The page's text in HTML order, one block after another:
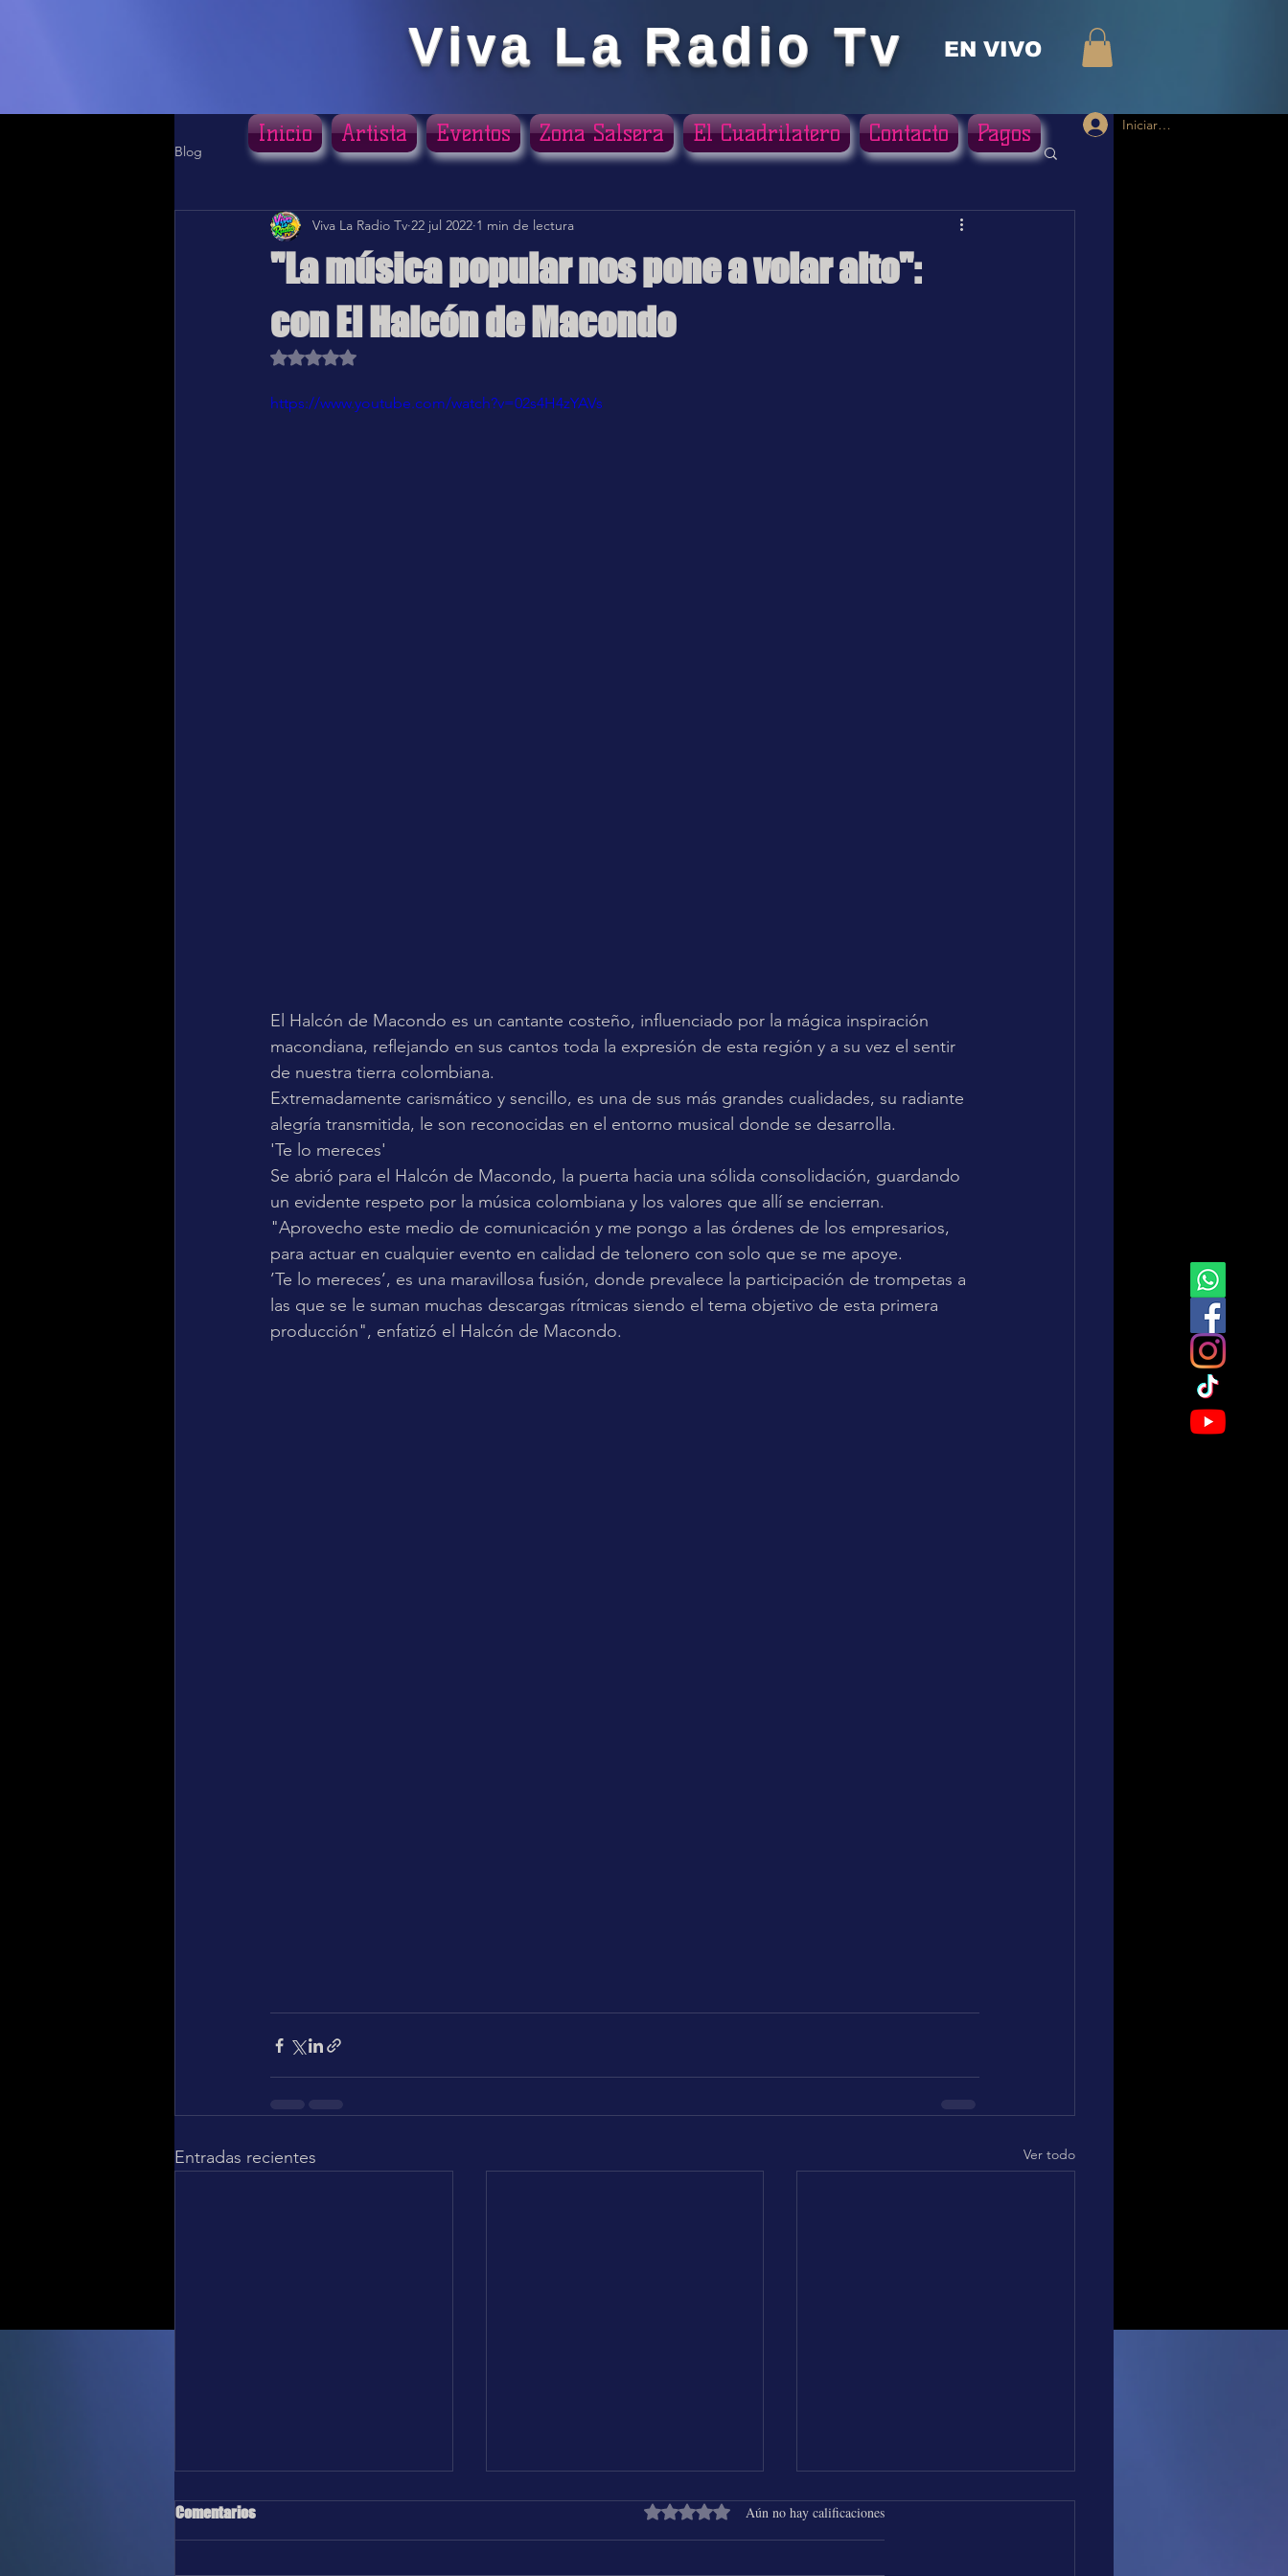
Viva La Radio Tv EN VIVO
Iniciar sesión
Blog
"La música popular nos pone a volar alto":
con El Halcón de Macondo
Viva La Radio Tv 22 jul 2022 1 min de lectura
Obtuvo NaN de 5 estrellas.
https://www.youtube.com/watch?v=02s4H4zYAVs
El Halcón de Macondo es un cantante costeño, influenciado por la mágica inspiración
macondiana, reflejando en sus cantos toda la expresión de esta región y a su vez el sentir
de nuestra tierra colombiana.
Extremadamente carismático y sencillo, es una de sus más grandes cualidades, su radiante
alegría transmitida, le son reconocidas en el entorno musical donde se desarrolla.
'Te lo mereces'
Se abrió para el Halcón de Macondo, la puerta hacia una sólida consolidación, guardando
un evidente respeto por la música colombiana y los valores que allí se encierran.
"Aprovecho este medio de comunicación y me pongo a las órdenes de los empresarios,
para actuar en cualquier evento en calidad de telonero con solo que se me apoye.
’Te lo mereces’, es una maravillosa fusión, donde prevalece la participación de trompetas a
las que se le suman muchas descargas rítmicas siendo el tema objetivo de esta primera
producción", enfatizó el Halcón de Macondo.
Entradas recientes Ver todo
Comentarios Obtuvo 0 de 5 estrellas.
Aún no hay calificaciones
Inicio Artista Eventos Zona Salsera El Cuadrilatero Contacto Pagos